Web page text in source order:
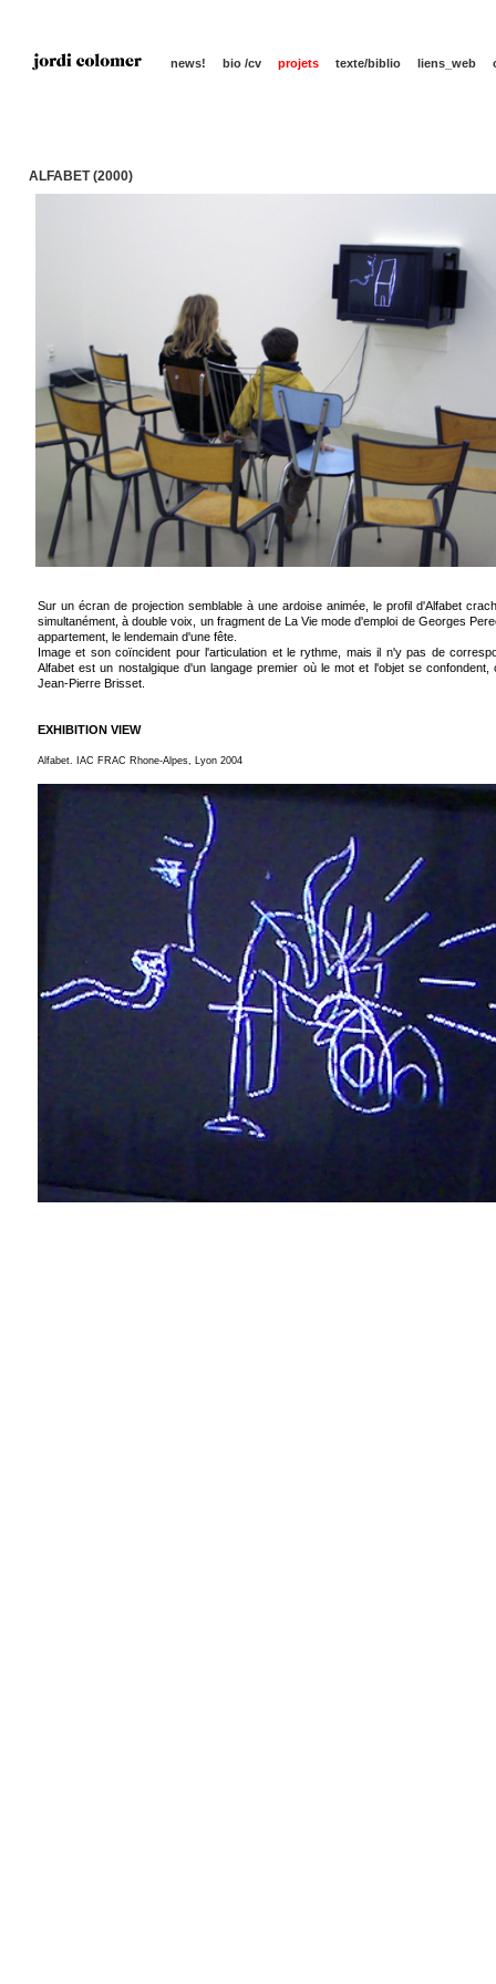
news! bio /cv projets texte/biblio liens_web
ALFABET (2000)
Sur un écran de projection semblable à une ardoise animée, le profil d'Alfabet
simultanément, à double voix, un fragment de La Vie mode d'emploi de Georges
appartement, le lendemain d'une fête.
Image et son coïncident pour l'articulation et le rythme, mais il n'y pas de
Alfabet est un nostalgique d'un langage premier où le mot et l'objet se
Jean-Pierre Brisset.
EXHIBITION VIEW
Alfabet. IAC FRAC Rhone-Alpes, Lyon 2004